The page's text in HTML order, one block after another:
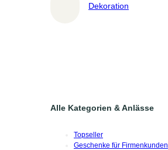
Dekoration
Alle Kategorien & Anlässe
Topseller
Geschenke für Firmenkunden